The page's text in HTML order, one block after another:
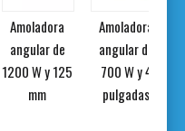
Amoladora
angular de
1200 W y 125
mm
Amoladora
angular de
700 W y 4
pulgadas